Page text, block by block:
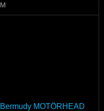
M
Bermudy MOTÖRHEAD